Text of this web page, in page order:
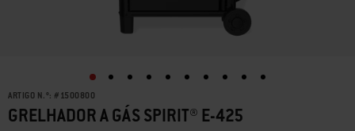
ARTIGO N.º: # 1500800
GRELHADOR A GÁS SPIRIT® E-425